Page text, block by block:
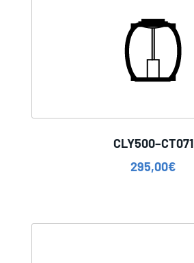
CLY500–CT071
295,00€